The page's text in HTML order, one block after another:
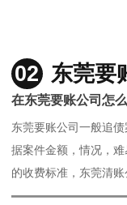
02 东莞要
在东莞要账公司怎
东莞要账公司一般追
据案件金额，情况，
的收费标准，东莞清账